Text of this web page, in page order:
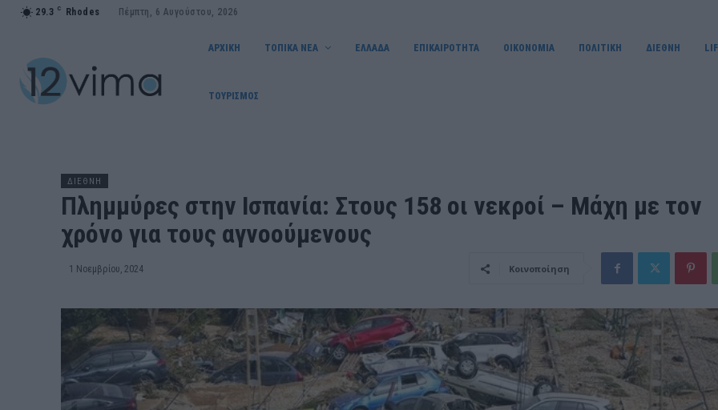
29.3 C Rhodes Πέμπτη, 6 Αυγούστου, 2026
ΑΡΧΙΚΗ ΤΟΠΙΚΑ ΝΕΑ ΕΛΛΑΔΑ ΕΠΙΚΑΙΡΟΤΗΤΑ OIKONOMIA ΠΟΛΙΤΙΚΗ ΔΙΕΘΝΗ
ΤΟΥΡΙΣΜΟΣ
ΔΙΕΘΝΗ
Πλημμύρες στην Ισπανία: Στους 158 οι νεκροί – Μάχη με τον
χρόνο για τους αγνοούμενους
1 Νοεμβρίου, 2024 Κοινοποίηση